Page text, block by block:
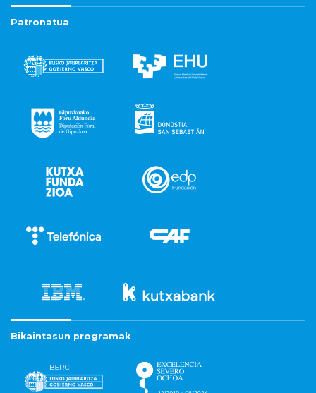
Patronatua
Bikaintasun programak